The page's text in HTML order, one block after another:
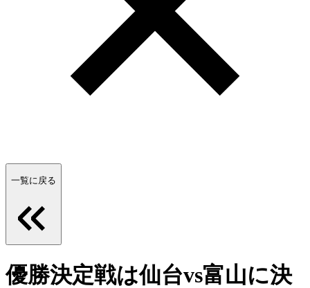
一覧に戻る
優勝決定戦は仙台vs富山に決